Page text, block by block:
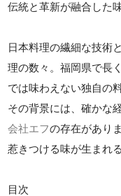
伝統と革新が融合した
日本料理の繊細な技術
理の数々。福岡県で長
では味わえない独自の
その背景には、確かな
会社エフの存在があり
惹きつける味が生まれ
目次